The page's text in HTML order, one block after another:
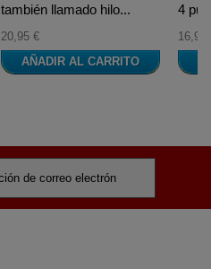
también llamado hilo...
20,95 €
AÑADIR AL CARRITO
4
16,99